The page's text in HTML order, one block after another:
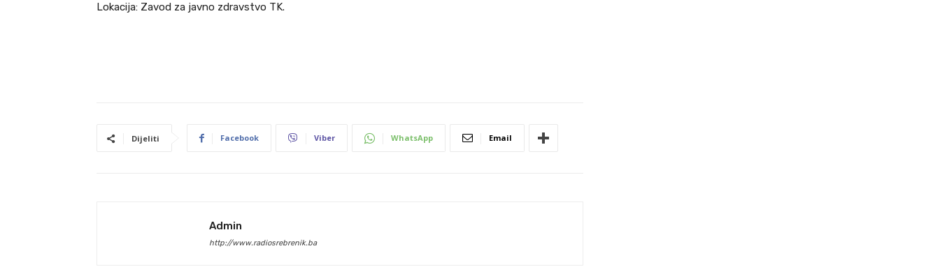
Lokacija: Zavod za javno zdravstvo TK.
Dijeliti Facebook Viber WhatsApp Email
Admin
http://www.radiosrebrenik.ba